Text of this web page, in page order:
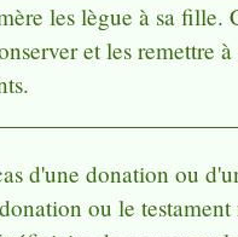
les lègue à sa fille.
et les remettre à
d'une donation ou
ou le testament